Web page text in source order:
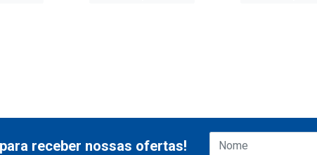
receber nossas ofertas!